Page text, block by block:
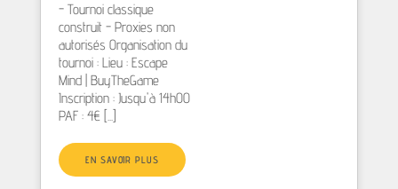
- Tournoi classique
construit - Proxies non
autorisés Organisation du
tournoi : Lieu : Escape
Mind | BuyTheGame
Inscription : Jusqu'à 14h00
PAF : 4€ [...]
EN SAVOIR PLUS